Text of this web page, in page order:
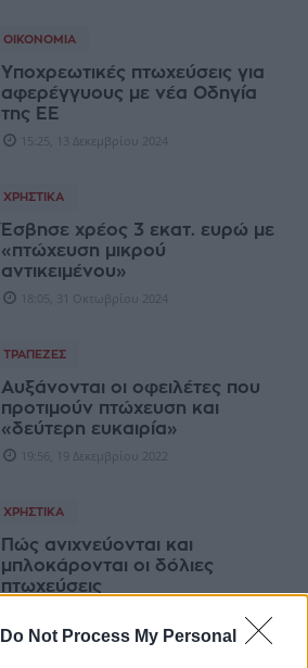
Do Not Process My Personal
ΟΙΚΟΝΟΜΊΑ
Υποχρεωτικές πτωχεύσεις για
αφερέγγυους με νέα Οδηγία
της ΕΕ
15:25, 13 Δεκεμβρίου 2024
ΧΡΗΣΤΙΚΆ
Έσβησε χρέος 3 εκατ. ευρώ με
«πτώχευση μικρού
αντικειμένου»
18:05, 31 Οκτωβρίου 2024
ΤΡΆΠΕΖΕΣ
Αυξάνονται οι οφειλέτες που
προτιμούν πτώχευση και
«δεύτερη ευκαιρία»
19:56, 19 Δεκεμβρίου 2022
ΧΡΗΣΤΙΚΆ
Πώς ανιχνεύονται και
μπλοκάρονται οι δόλιες
πτωχεύσεις